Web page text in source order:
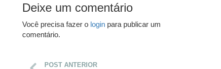
Deixe um comentário
Você precisa fazer o login para publicar um
comentário.
POST ANTERIOR